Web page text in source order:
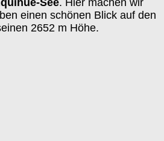
einen schönen Blick auf den
2652 m Höhe.